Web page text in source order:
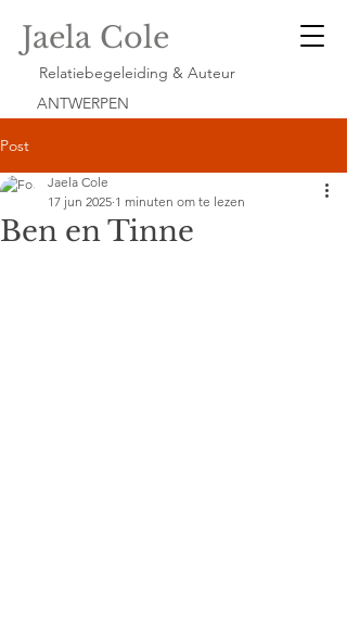
Jaela Cole
Relatiebegeleiding & Auteur
ANTWERPEN
Post
Ben en Tinne
Jaela Cole
17 jun 2025 1 minuten om te lezen